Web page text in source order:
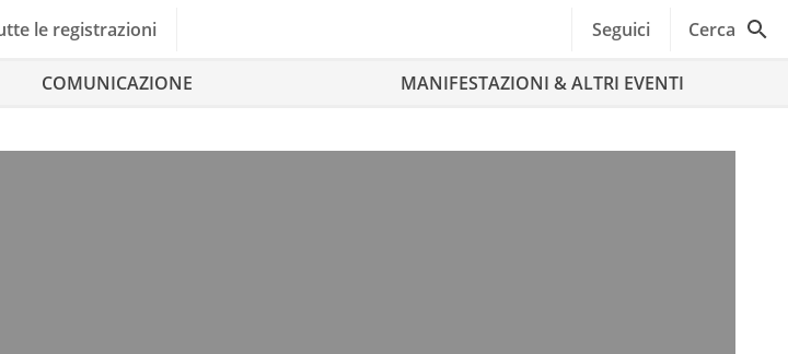
le registrazioni Seguici Cerca
COMUNICAZIONE MANIFESTAZIONI & ALTRI EVENTI